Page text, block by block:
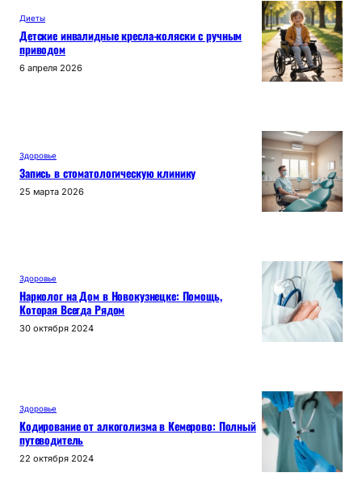
Диеты
Детские инвалидные кресла-коляски с ручным
приводом
6 апреля 2026
Здоровье
Запись в стоматологическую клинику
25 марта 2026
Здоровье
Нарколог на Дом в Новокузнецке: Помощь,
Которая Всегда Рядом
30 октября 2024
Здоровье
Кодирование от алкоголизма в Кемерово: Полный
путеводитель
22 октября 2024